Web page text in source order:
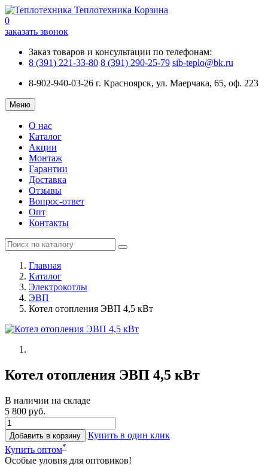
Теплотехника Корзина
0
заказать звонок
Заказ товаров и консультации по телефонам:
8 (391) 221-33-80 8 (391) 290-25-79 sib-teplo@bk.ru
8-902-940-03-26 г. Красноярск, ул. Маерчака, 65, оф. 223
Меню
О нас
Каталог
Акции
Монтаж
Гарантии
Доставка
Отзывы
Вопрос-ответ
Опт
Контакты
Главная
Каталог
Электрокотлы
ЭВП
Котел отопления ЭВП 4,5 кВт
Котел отопления ЭВП 4,5 кВт
В наличии на складе
5 800 руб.
Добавить в корзину
Купить в один клик
Купить оптом*
Особые уловия для оптовиков!